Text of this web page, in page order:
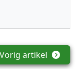
Vorig artikel